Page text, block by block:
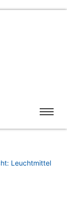
Leuchtmittel